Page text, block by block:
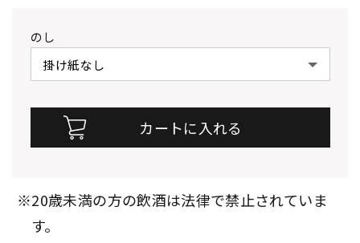
のし
※20歳未満の方の飲酒は法律で禁止されていま
す。